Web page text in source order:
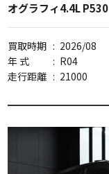
オグラフィ4.4L
買取時期 : 2026/08
年 式
: R04
走行距離 : 21000